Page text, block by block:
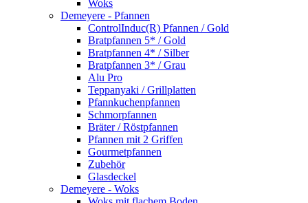
Woks
Demeyere - Pfannen
ControlInduc(R) Pfannen / Gold
Bratpfannen 5* / Gold
Bratpfannen 4* / Silber
Bratpfannen 3* / Grau
Alu Pro
Teppanyaki / Grillplatten
Pfannkuchenpfannen
Schmorpfannen
Bräter / Röstpfannen
Pfannen mit 2 Griffen
Gourmetpfannen
Zubehör
Glasdeckel
Demeyere - Woks